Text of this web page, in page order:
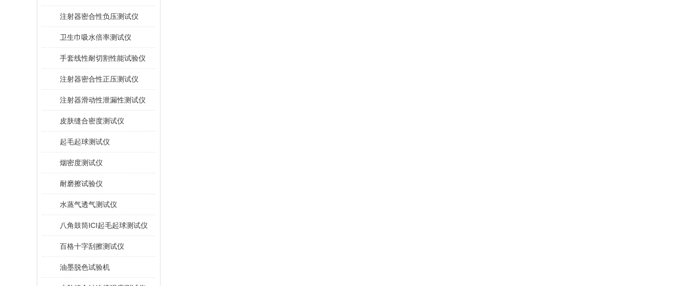
注射器密合性负压测试仪
卫生巾吸水倍率测试仪
手套线性耐切割性能试验仪
注射器密合性正压测试仪
注射器滑动性泄漏性测试仪
皮肤缝合密度测试仪
起毛起球测试仪
烟密度测试仪
耐磨擦试验仪
水蒸气透气测试仪
八角鼓筒ICI起毛起球测试仪
百格十字刮擦测试仪
油墨脱色试验机